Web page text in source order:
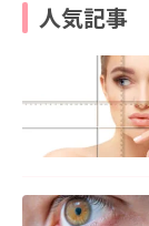
人気記事